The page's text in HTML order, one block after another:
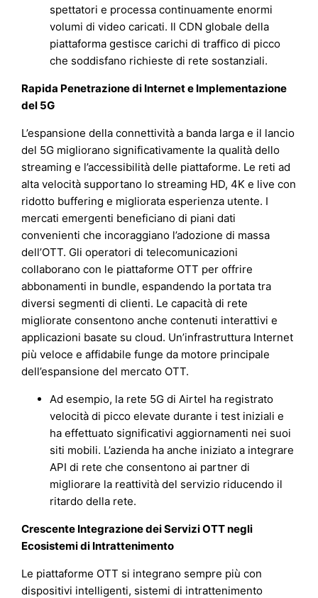
spettatori e processa continuamente enormi
volumi di video caricati. Il CDN globale della
piattaforma gestisce carichi di traffico di picco
che soddisfano richieste di rete sostanziali.
Rapida Penetrazione di Internet e Implementazione
del 5G
L’espansione della connettività a banda larga e il lancio
del 5G migliorano significativamente la qualità dello
streaming e l’accessibilità delle piattaforme. Le reti ad
alta velocità supportano lo streaming HD, 4K e live con
ridotto buffering e migliorata esperienza utente. I
mercati emergenti beneficiano di piani dati
convenienti che incoraggiano l’adozione di massa
dell’OTT. Gli operatori di telecomunicazioni
collaborano con le piattaforme OTT per offrire
abbonamenti in bundle, espandendo la portata tra
diversi segmenti di clienti. Le capacità di rete
migliorate consentono anche contenuti interattivi e
applicazioni basate su cloud. Un’infrastruttura Internet
più veloce e affidabile funge da motore principale
dell’espansione del mercato OTT.
Ad esempio, la rete 5G di Airtel ha registrato
velocità di picco elevate durante i test iniziali e
ha effettuato significativi aggiornamenti nei suoi
siti mobili. L’azienda ha anche iniziato a integrare
API di rete che consentono ai partner di
migliorare la reattività del servizio riducendo il
ritardo della rete.
Crescente Integrazione dei Servizi OTT negli
Ecosistemi di Intrattenimento
Le piattaforme OTT si integrano sempre più con
dispositivi intelligenti, sistemi di intrattenimento